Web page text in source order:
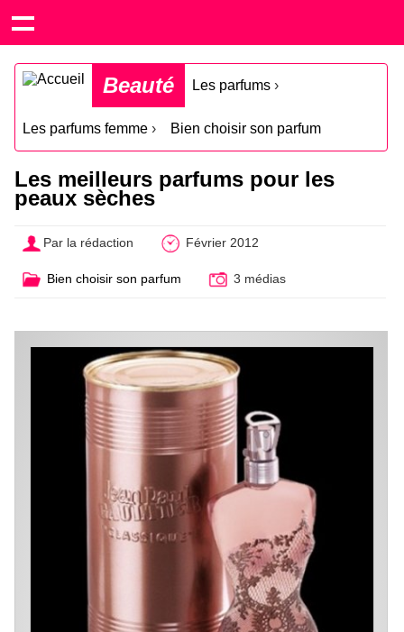
Beauté Les parfums ›
Les parfums femme › Bien choisir son parfum
Les meilleurs parfums pour les
peaux sèches
Par la rédaction Février 2012
Bien choisir son parfum 3 médias